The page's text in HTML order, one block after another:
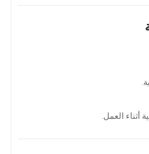
أثناء العمل.